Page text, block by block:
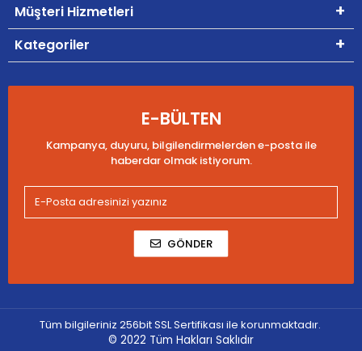
Müşteri Hizmetleri
Kategoriler
E-BÜLTEN
Kampanya, duyuru, bilgilendirmelerden e-posta ile
haberdar olmak istiyorum.
GÖNDER
Tüm bilgileriniz 256bit SSL Sertifikası ile korunmaktadır.
© 2022 Tüm Hakları Saklıdır